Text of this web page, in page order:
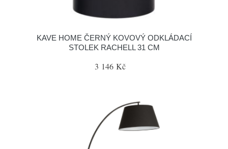
KAVE HOME ČERNÝ KOVOVÝ ODKLÁDACÍ
STOLEK RACHELL 31 CM
3 146 Kč